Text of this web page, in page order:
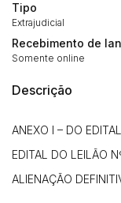
Tipo
Extrajudicial
Recebimento de
Somente online
Descrição
ANEXO I – DO EDITAL
EDITAL DO LEILÃO
ALIENAÇÃO
Envie sua
Habilite-se
propostas